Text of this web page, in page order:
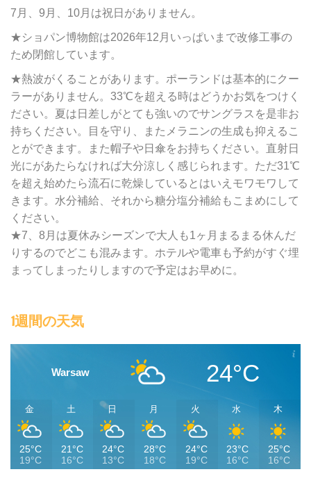
7月、9月、10月は祝日がありません。
★ショパン博物館は2026年12月いっぱいまで改修工事の
ため閉館しています。
★熱波がくることがあります。ポーランドは基本的にクー
ラーがありません。33℃を超える時はどうかお気をつけく
ださい。夏は日差しがとても強いのでサングラスを是非お
持ちください。目を守り、またメラニンの生成も抑えるこ
とができます。また帽子や日傘をお持ちください。直射日
光にがあたらなければ大分涼しく感じられます。ただ31℃
を超え始めたら流石に乾燥しているとはいえモワモワして
きます。水分補給、それから糖分塩分補給もこまめにして
ください。
★7、8月は夏休みシーズンで大人も1ヶ月まるまる休んだ
りするのでどこも混みます。ホテルや電車も予約がすぐ埋
まってしまったりしますので予定はお早めに。
1週間の天気
Warsaw 24°C
金
25°C
19°C
土
21°C
16°C
日
24°C
13°C
月
28°C
18°C
火
24°C
19°C
水
23°C
16°C
木
25°C
16°C